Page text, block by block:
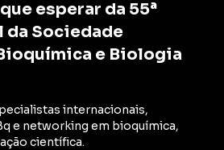
esperar da 55ª
da Sociedade
e Biologia
internacionais,
e networking em bioquímica,
científica.